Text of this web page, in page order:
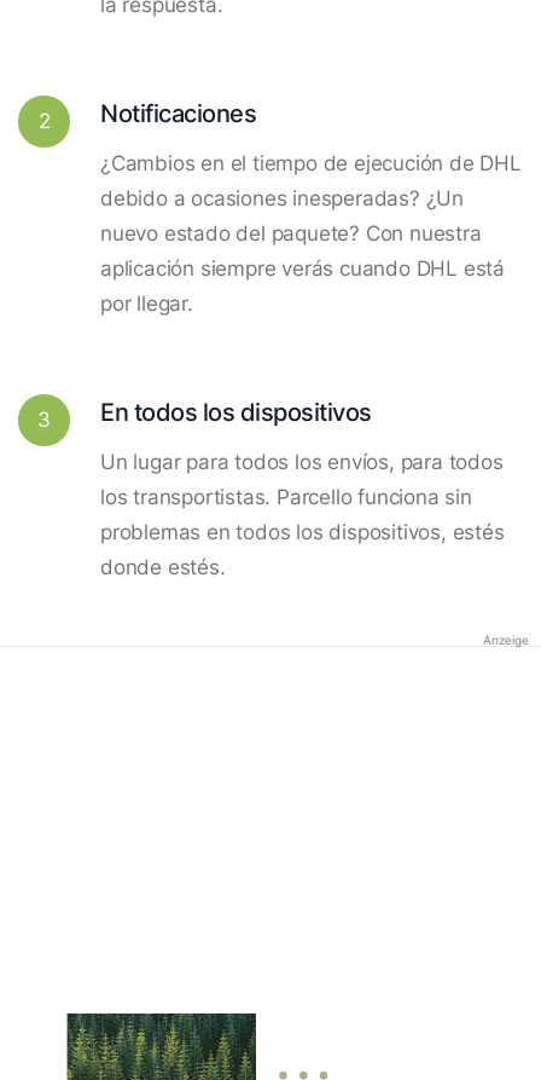
2 Notificaciones
¿Cambios en el tiempo de ejecución de DHL
debido a ocasiones inesperadas? ¿Un
nuevo estado del paquete? Con nuestra
aplicación siempre verás cuando DHL está
por llegar.
3 En todos los dispositivos
Un lugar para todos los envíos, para todos
los transportistas. Parcello funciona sin
problemas en todos los dispositivos, estés
donde estés.
Anzeige